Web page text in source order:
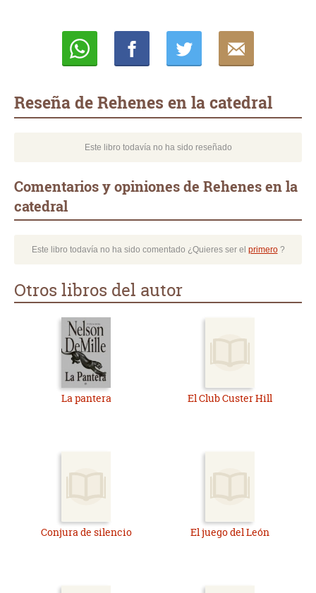
Reseña de Rehenes en la catedral
Este libro todavía no ha sido reseñado
Comentarios y opiniones de Rehenes en la
catedral
Este libro todavía no ha sido comentado ¿Quieres ser el primero?
Otros libros del autor
La pantera El Club Custer Hill
Conjura de silencio El juego del León